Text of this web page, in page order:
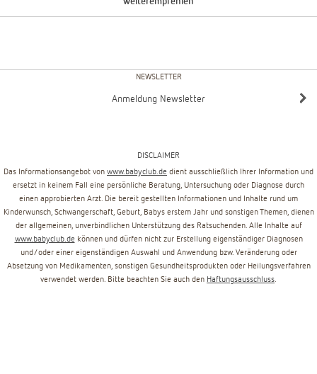
NEWSLETTER
Anmeldung Newsletter
DISCLAIMER
Das Informationsangebot von www.babyclub.de dient ausschließlich Ihrer Information und
ersetzt in keinem Fall eine persönliche Beratung, Untersuchung oder Diagnose durch
einen approbierten Arzt. Die bereit gestellten Informationen und Inhalte rund um
Kinderwunsch, Schwangerschaft, Geburt, Babys erstem Jahr und sonstigen Themen, dienen
der allgemeinen, unverbindlichen Unterstützung des Ratsuchenden. Alle Inhalte auf
www.babyclub.de können und dürfen nicht zur Erstellung eigenständiger Diagnosen
und/oder einer eigenständigen Auswahl und Anwendung bzw. Veränderung oder
Absetzung von Medikamenten, sonstigen Gesundheitsprodukten oder Heilungsverfahren
verwendet werden. Bitte beachten Sie auch den Haftungsausschluss.